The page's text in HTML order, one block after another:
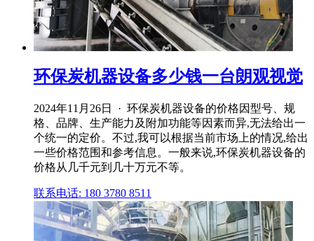
环保炭机器设备多少钱一台朗观视觉
2024年11月26日 · 环保炭机器设备的价格因型号、规
格、品牌、生产能力及附加功能等因素而异,无法给出一
个统一的定价。不过,我可以根据当前市场上的情况,给出
一些价格范围和参考信息。一般来说,环保炭机器设备的
价格从几千元到几十万元不等。
联系电话: 180 3780 8511